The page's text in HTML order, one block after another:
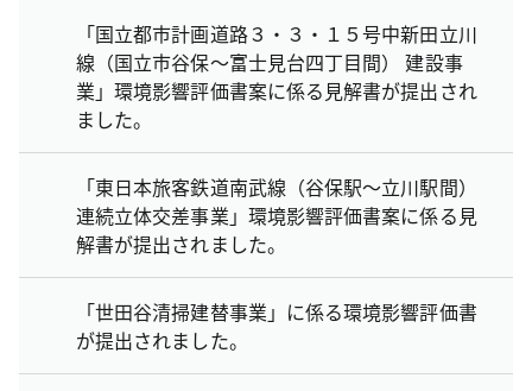
「国立都市計画道路３・３・１５号中新田立川
線（国立市谷保～富士見台四丁目間） 建設事
業」環境影響評価書案に係る見解書が提出され
ました。
「東日本旅客鉄道南武線（谷保駅～立川駅間）
連続立体交差事業」環境影響評価書案に係る見
解書が提出されました。
「世田谷清掃建替事業」に係る環境影響評価書
が提出されました。